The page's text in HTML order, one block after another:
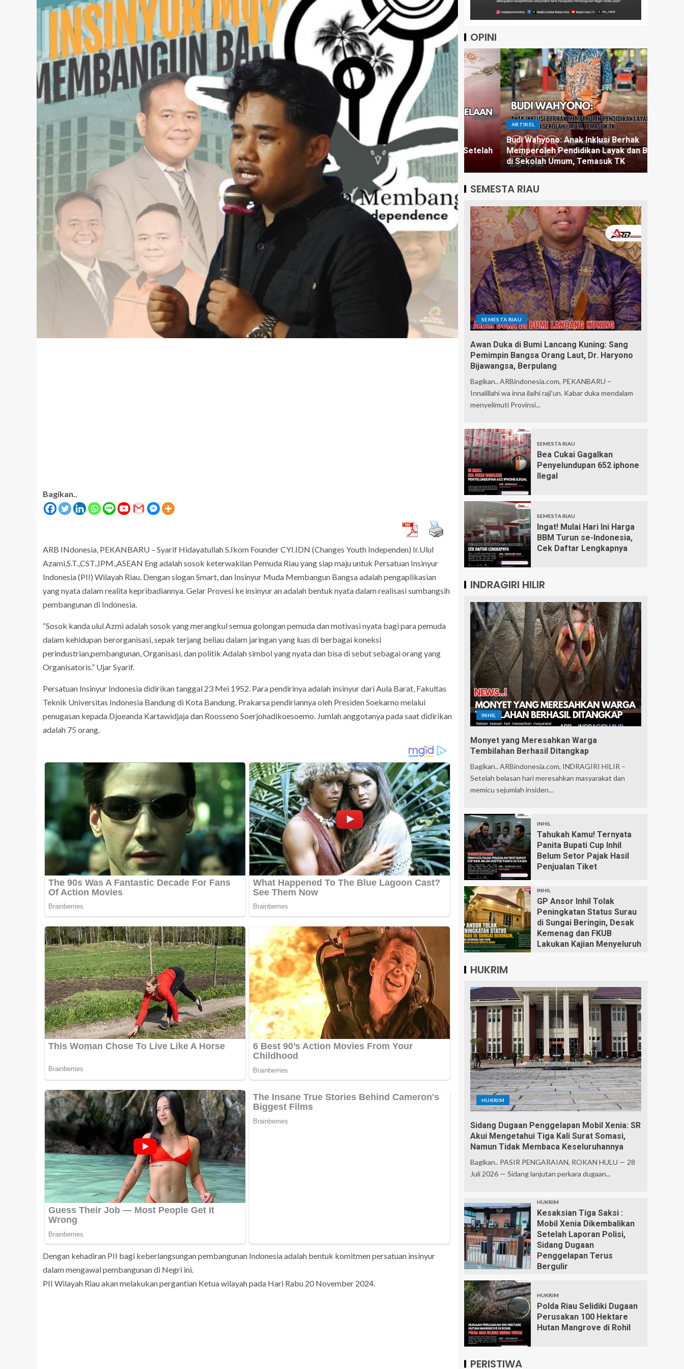
Bagikan..
ARB INdonesia, PEKANBARU – Syarif Hidayatullah S.Ikom Founder CYI.IDN (Changes Youth Independen) Ir.Ulul
Azami,S.T.,CST.,IPM.,ASEAN Eng adalah sosok keterwakilan Pemuda Riau yang siap maju untuk Persatuan Insinyur
Indonesia (PII) Wilayah Riau. Dengan slogan Smart, dan Insinyur Muda Membangun Bangsa adalah pengaplikasian
yang nyata dalam realita kepribadiannya. Gelar Provesi ke insinyur an adalah bentuk nyata dalam realisasi sumbangsih
pembangunan di Indonesia.
“Sosok kanda ulul Azmi adalah sosok yang merangkul semua golongan pemuda dan motivasi nyata bagi para pemuda
dalam kehidupan berorganisasi, sepak terjang beliau dalam jaringan yang luas di berbagai koneksi
perindustrian,pembangunan, Organisasi, dan politik Adalah simbol yang nyata dan bisa di sebut sebagai orang yang
Organisatoris.” Ujar Syarif.
Persatuan Insinyur Indonesia didirikan tanggal 23 Mei 1952. Para pendirinya adalah insinyur dari Aula Barat, Fakultas
Teknik Universitas Indonesia Bandung di Kota Bandung. Prakarsa pendiriannya oleh Presiden Soekarno melalui
penugasan kepada Djoeanda Kartawidjaja dan Roosseno Soerjohadikoesoemo. Jumlah anggotanya pada saat didirikan
adalah 75 orang.
Dengan kehadiran PII bagi keberlangsungan pembangunan Indonesia adalah bentuk komitmen persatuan insinyur
dalam mengawal pembangunan di Negri ini.
PII Wilayah Riau akan melakukan pergantian Ketua wilayah pada Hari Rabu 20 November 2024.
OPINI
dalam Kurikulum
Hilir
Menatap Asa Dibalik Angka: Jika APBD Inhil
Tetap Stagnan Butuh Berapa Periode Demi
Infrastruktur Merata?
ARTIKEL
Orang Jujur Tidak Butuh Pembelaan Setelah
Jatuh
ARTIKEL
Budi Wahyono: Anak Inklusi Berhak
Memperoleh Pendidikan Layak dan Bermutu
di Sekolah Umum, Temasuk TK
SEMESTA RIAU
SEMESTA RIAU
Awan Duka di Bumi Lancang Kuning: Sang
Pemimpin Bangsa Orang Laut, Dr. Haryono
Bijawangsa, Berpulang
Bagikan.. ARBindonesia.com, PEKANBARU –
Innalillahi wa inna ilaihi raji’un. Kabar duka mendalam
menyelimuti Provinsi...
SEMESTA RIAU
Bea Cukai Gagalkan
Penyelundupan 652 iphone
Ilegal
SEMESTA RIAU
Ingat! Mulai Hari Ini Harga
BBM Turun se-Indonesia,
Cek Daftar Lengkapnya
INDRAGIRI HILIR
INHIL
Monyet yang Meresahkan Warga
Tembilahan Berhasil Ditangkap
Bagikan.. ARBindonesia.com, INDRAGIRI HILIR –
Setelah belasan hari meresahkan masyarakat dan
memicu sejumlah insiden...
INHIL
Tahukah Kamu! Ternyata
Panita Bupati Cup Inhil
Belum Setor Pajak Hasil
Penjualan Tiket
INHIL
GP Ansor Inhil Tolak
Peningkatan Status Surau
di Sungai Beringin, Desak
Kemenag dan FKUB
Lakukan Kajian Menyeluruh
HUKRIM
HUKRIM
Sidang Dugaan Penggelapan Mobil Xenia: SR
Akui Mengetahui Tiga Kali Surat Somasi,
Namun Tidak Membaca Keseluruhannya
Bagikan.. PASIR PENGARAIAN, ROKAN HULU — 28
Juli 2026 — Sidang lanjutan perkara dugaan...
HUKRIM
Kesaksian Tiga Saksi :
Mobil Xenia Dikembalikan
Setelah Laporan Polisi,
Sidang Dugaan
Penggelapan Terus
Bergulir
HUKRIM
Polda Riau Selidiki Dugaan
Perusakan 100 Hektare
Hutan Mangrove di Rohil
PERISTIWA